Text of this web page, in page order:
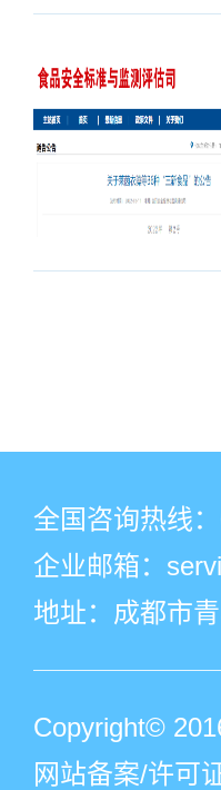
全国咨询热线：
企业邮箱：
地址：成都市
Copyright©
网站备案/许可